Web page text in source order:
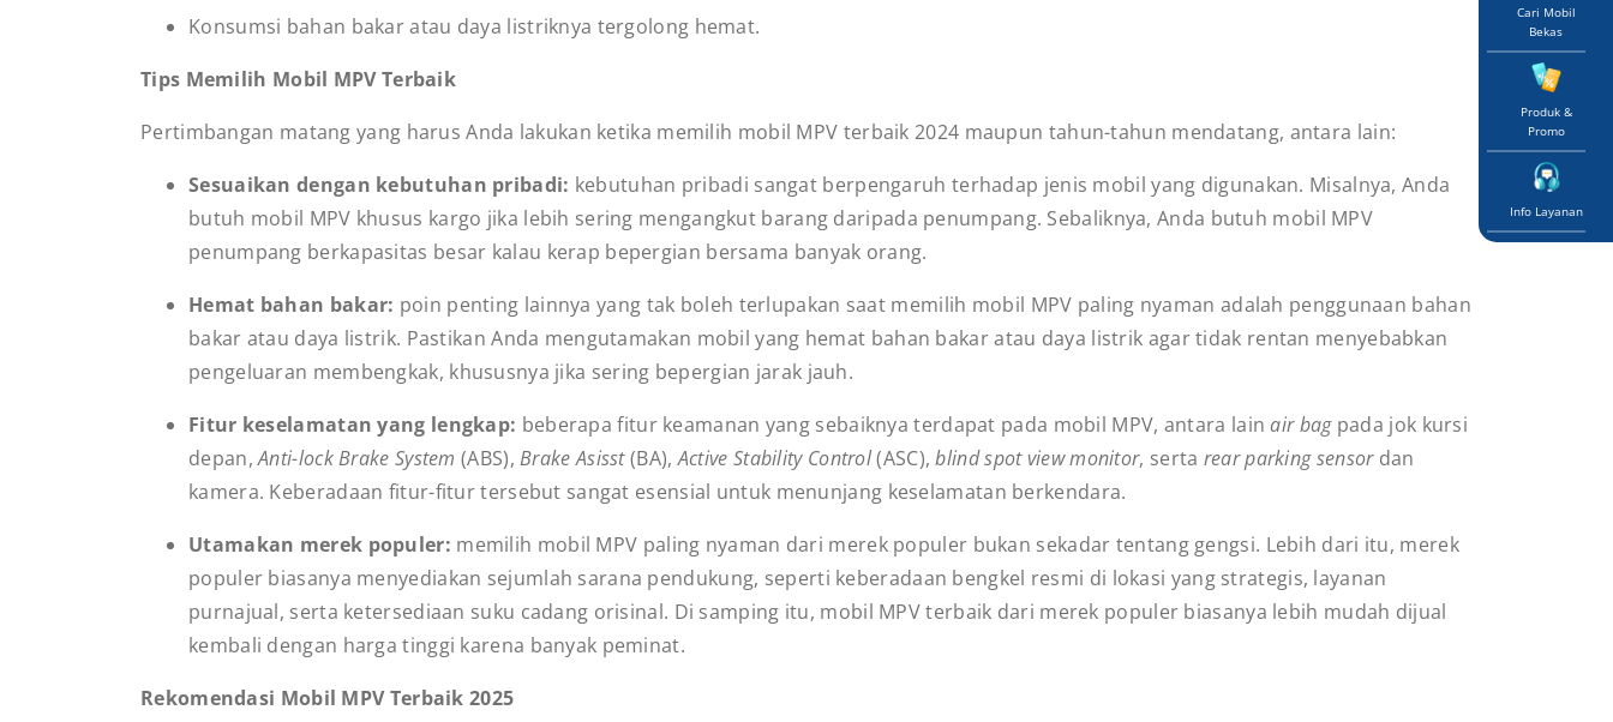
Cari Mobil
Bekas
Produk &
Promo
Info Layanan
Konsumsi bahan bakar atau daya listriknya tergolong hemat.
Tips Memilih Mobil MPV Terbaik
Pertimbangan matang yang harus Anda lakukan ketika memilih mobil MPV terbaik 2024 maupun tahun-tahun mendatang, antara lain:
Sesuaikan dengan kebutuhan pribadi: kebutuhan pribadi sangat berpengaruh terhadap jenis mobil yang digunakan. Misalnya, Anda
butuh mobil MPV khusus kargo jika lebih sering mengangkut barang daripada penumpang. Sebaliknya, Anda butuh mobil MPV
penumpang berkapasitas besar kalau kerap bepergian bersama banyak orang.
Hemat bahan bakar: poin penting lainnya yang tak boleh terlupakan saat memilih mobil MPV paling nyaman adalah penggunaan bahan
bakar atau daya listrik. Pastikan Anda mengutamakan mobil yang hemat bahan bakar atau daya listrik agar tidak rentan menyebabkan
pengeluaran membengkak, khususnya jika sering bepergian jarak jauh.
Fitur keselamatan yang lengkap: beberapa fitur keamanan yang sebaiknya terdapat pada mobil MPV, antara lainair bag pada jok kursi
depan,Anti-lock Brake System(ABS),Brake Asisst(BA),Active Stability Control(ASC),blind spot view monitor, serta rear parking sensor dan
kamera. Keberadaan fitur-fitur tersebut sangat esensial untuk menunjang keselamatan berkendara.
Utamakan merek populer: memilih mobil MPV paling nyaman dari merek populer bukan sekadar tentang gengsi. Lebih dari itu, merek
populer biasanya menyediakan sejumlah sarana pendukung, seperti keberadaan bengkel resmi di lokasi yang strategis, layanan
purnajual, serta ketersediaan suku cadang orisinal. Di samping itu, mobil MPV terbaik dari merek populer biasanya lebih mudah dijual
kembali dengan harga tinggi karena banyak peminat.
Rekomendasi Mobil MPV Terbaik 2025